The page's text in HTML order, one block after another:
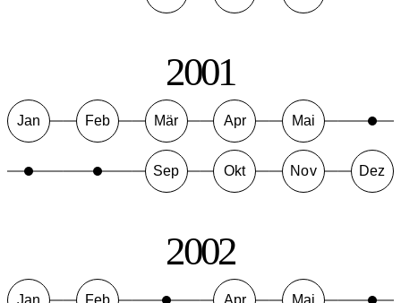
2001
Jan Feb Mär Apr Mai
Sep Okt Nov Dez
2002
Jan Feb Apr Mai